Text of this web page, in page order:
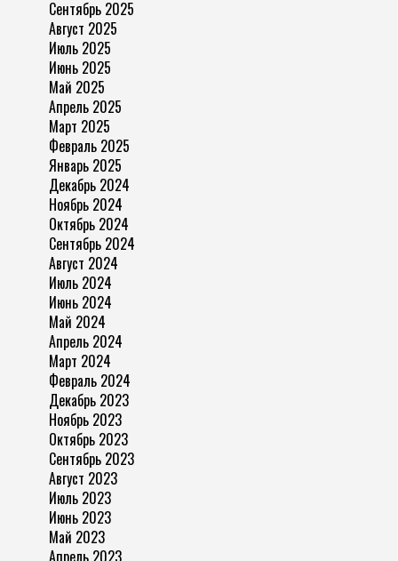
Сентябрь 2025
Август 2025
Июль 2025
Июнь 2025
Май 2025
Апрель 2025
Март 2025
Февраль 2025
Январь 2025
Декабрь 2024
Ноябрь 2024
Октябрь 2024
Сентябрь 2024
Август 2024
Июль 2024
Июнь 2024
Май 2024
Апрель 2024
Март 2024
Февраль 2024
Декабрь 2023
Ноябрь 2023
Октябрь 2023
Сентябрь 2023
Август 2023
Июль 2023
Июнь 2023
Май 2023
Апрель 2023